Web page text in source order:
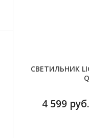
СВЕТИЛЬНИК
4 599 руб.